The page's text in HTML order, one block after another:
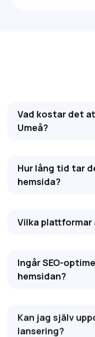
Vad kostar det
Umeå?
Hur lång tid tar
hemsida?
Vilka plattformar
Ingår SEO-
hemsidan?
Kan jag själv
lansering?